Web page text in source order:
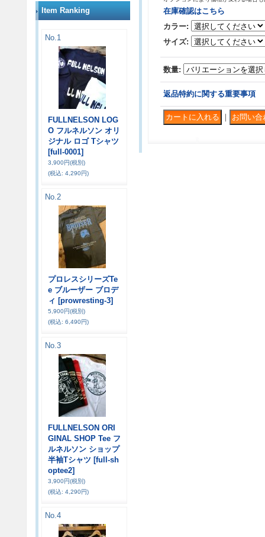
Item Ranking
No.1
FULLNELSON LOG
O フルネルソン オリ
ジナル ロゴ Tシャツ
[full-0001]
3,900円(税別)
(税込: 4,290円)
No.2
プロレスシリーズTe
e ブルーザー ブロデ
ィ [prowresting-3]
5,900円(税別)
(税込: 6,490円)
No.3
FULLNELSON ORI
GINAL SHOP Tee フ
ルネルソン ショップ
半袖Tシャツ [full-sh
optee2]
3,900円(税別)
(税込: 4,290円)
No.4
在庫確認はこちら
カラー:
サイズ:
数量:
返品特約に関する重要事項
｜